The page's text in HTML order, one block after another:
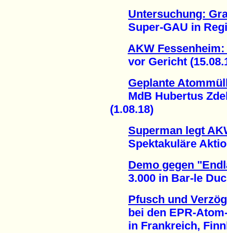
Untersuchung:
Super-GAU in
AKW
vor Gericht
Geplante
MdB Hubertus
(1.08.18)
Superman legt
Spektakuläre
Demo gegen
3.000 in Bar-le Duc
Pfusch und
bei den EPR-
in Frankreich,